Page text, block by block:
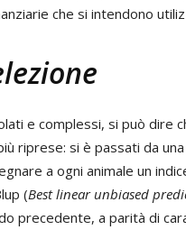
che si intendono
e complessi, si può dire
riprese: si è passati da
a ogni animale un
(Best linear unbiased
precedente, a parità di